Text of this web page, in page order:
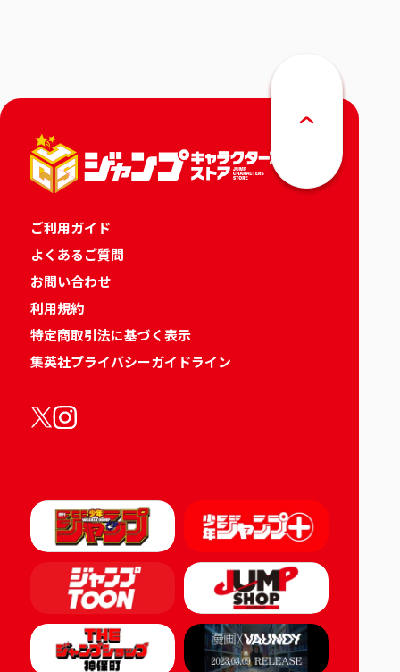
ご利用ガイド
よくあるご質問
お問い合わせ
利用規約
特定商取引法に基づく表示
集英社プライバシーガイドライン